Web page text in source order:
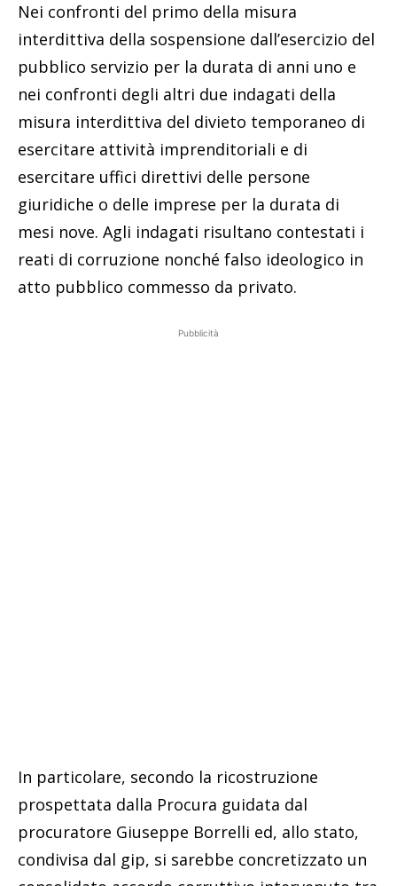
Nei confronti del primo della misura
interdittiva della sospensione dall’esercizio del
pubblico servizio per la durata di anni uno e
nei confronti degli altri due indagati della
misura interdittiva del divieto temporaneo di
esercitare attività imprenditoriali e di
esercitare uffici direttivi delle persone
giuridiche o delle imprese per la durata di
mesi nove. Agli indagati risultano contestati i
reati di corruzione nonché falso ideologico in
atto pubblico commesso da privato.
Pubblicità
In particolare, secondo la ricostruzione
prospettata dalla Procura guidata dal
procuratore Giuseppe Borrelli ed, allo stato,
condivisa dal gip, si sarebbe concretizzato un